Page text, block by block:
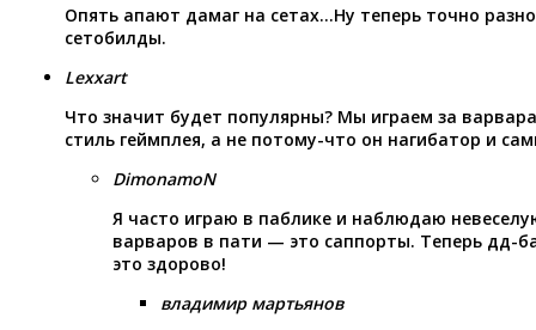
Опять апают дамаг на сетах…Ну теперь точно
сетобилды.
Lexxart
Что значит будет популярны? Мы играем за
стиль геймплея, а не потому-что он нагибатор и
DimonamoN
Я часто играю в паблике и наблюдаю
варваров в пати — это саппорты. Теперь дд-
это здорово!
владимир мартьянов